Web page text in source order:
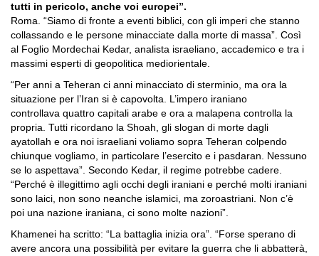
tutti in pericolo, anche voi europei”.
Roma. “Siamo di fronte a eventi biblici, con gli imperi che stanno
collassando e le persone minacciate dalla morte di massa”. Così
al Foglio Mordechai Kedar, analista israeliano, accademico e tra i
massimi esperti di geopolitica mediorientale.
“Per anni a Teheran ci anni minacciato di sterminio, ma ora la
situazione per l’Iran si è capovolta. L’impero iraniano
controllava quattro capitali arabe e ora a malapena controlla la
propria. Tutti ricordano la Shoah, gli slogan di morte dagli
ayatollah e ora noi israeliani voliamo sopra Teheran colpendo
chiunque vogliamo, in particolare l’esercito e i pasdaran. Nessuno
se lo aspettava”. Secondo Kedar, il regime potrebbe cadere.
“Perché è illegittimo agli occhi degli iraniani e perché molti iraniani
sono laici, non sono neanche islamici, ma zoroastriani. Non c’è
poi una nazione iraniana, ci sono molte nazioni”.
Khamenei ha scritto: “La battaglia inizia ora”. “Forse sperano di
avere ancora una possibilità per evitare la guerra che li abbatterà,